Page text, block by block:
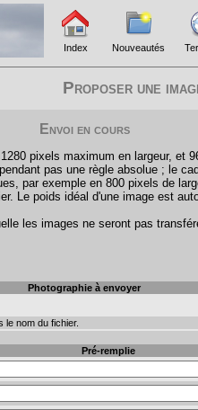
Index Nouveautés
Proposer une
Envoi en cours
pixels maximum en largeur,
pas une règle absolue ; le
par exemple en 800 pixels de
Le poids idéal d'une image est
les images ne seront pas
Photographie à envoyer
nom du fichier.
Pré-remplie